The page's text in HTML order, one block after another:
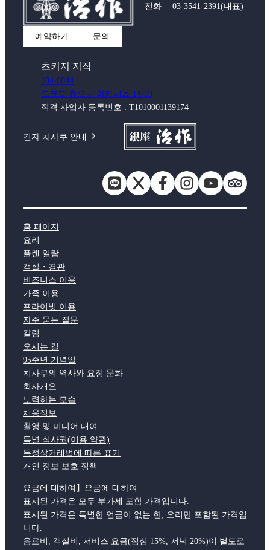
전화 03-3541-2391(대표)
예약하기 문의
츠키지 지작
104-0044
도쿄도 츄오구 아카시쵸 14-19
적격 사업자 등록번호 : T1010001139174
긴자 치사쿠 안내
홈 페이지
요리
플랜 일람
객실・경관
비즈니스 이용
가족 이용
프라이빗 이용
자주 묻는 질문
칼럼
오시는 길
95주년 기념일
치사쿠의 역사와 요정 문화
회사개요
노력하는 모습
채용정보
촬영 및 미디어 대여
특별 식사권(이용 약관)
특정상거래법에 따른 표기
개인 정보 보호 정책
요금에 대하여】요금에 대하여
표시된 가격은 모두 부가세 포함 가격입니다.
표시된 가격은 특별한 언급이 없는 한, 요리만 포함된 가격입
니다.
음료비, 객실비, 서비스 요금(점심 15%, 저녁 20%)이 별도로